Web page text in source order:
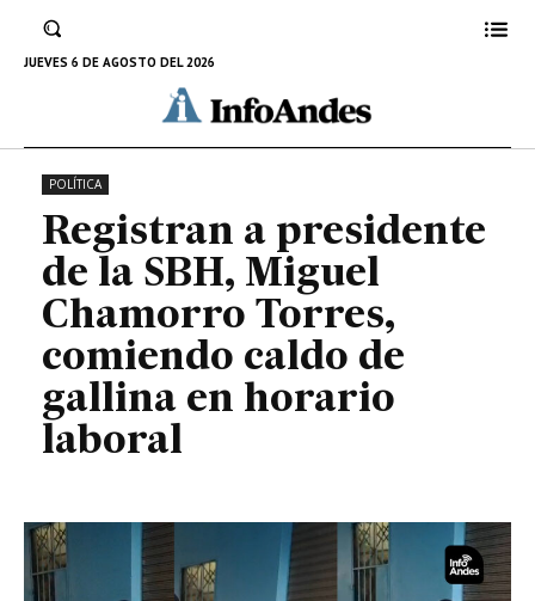
JUEVES 6 DE AGOSTO DEL 2026
comiendo caldo de gallina en
horario laboral
20 DE AGOSTO DE 2023
POLÍTICA
Registran a presidente
de la SBH, Miguel
Chamorro Torres,
comiendo caldo de
gallina en horario
laboral